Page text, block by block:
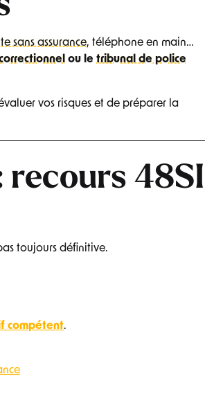
sans assurance, téléphone en main…
ou le tribunal de police
vos risques et de préparer la
recours 48SI
toujours définitive.
compétent.